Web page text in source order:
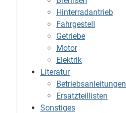
Hinterradantrieb
Fahrgestell
Getriebe
Motor
Elektrik
Literatur
Betriebsanleitungen
Ersatzteillisten
Sonstiges